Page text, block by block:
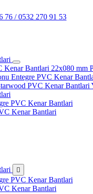
76 / 0532 270 91 53
Kenar Bantlari 22x080 mm
Entegre PVC Kenar
PVC Kenar Bantlari
PVC Kenar Bantlari
Kenar Bantlari

PVC Kenar Bantlari
Kenar Bantlari